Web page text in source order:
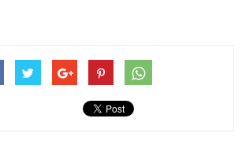
母，言談間亦感謂自己年紀都唔細，所以揀
搜尋 Travel